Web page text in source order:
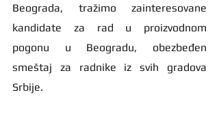
Beograda, tražimo zainteresovane
kandidate za rad u proizvodnom
pogonu u Beogradu, obezbeđen
smeštaj za radnike iz svih gradova
Srbije.